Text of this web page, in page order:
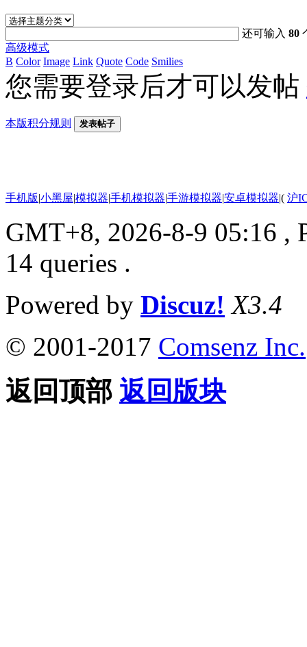
还可输入80
高级模式
B Color Image Link Quote Code Smilies
您需要登录后才可以发帖
本版积分规则 发表帖子
手机版|小黑屋|模拟器|手机模拟器|手游模拟器|安卓模拟器|( 沪
GMT+8, 2026-8-9 05:16 ,
14 queries .
Powered by Discuz! X3.4
© 2001-2017 Comsenz Inc.
返回顶部 返回版块